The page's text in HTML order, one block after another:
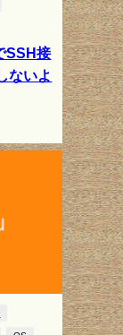
SSH接
ないよ